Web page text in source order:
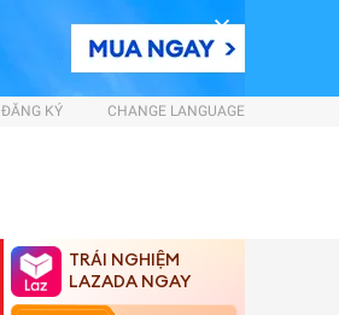
ĐĂNG KÝ CHANGE LANGUAGE
TRẢI NGHIỆM
LAZADA NGAY